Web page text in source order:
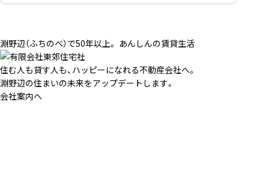
淵野辺（ふちのべ）で50年以上。 あんしんの賃貸生活
住む人も貸す人も、ハッピーになれる不動産会社へ。
淵野辺の住まいの未来をアップデートします。
会社案内へ